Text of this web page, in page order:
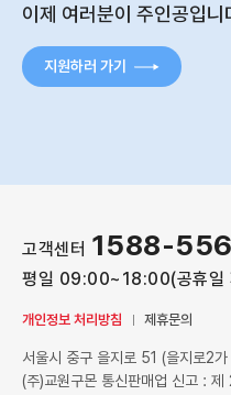
이제 여러분이 주인공입니
지원하러 가기
고객센터 1588-
평일 09:00~18:00(공휴일
개인정보 처리방침 제휴문의
서울시 중구 을지로 51 (을지로2
(주)교원구몬 통신판매업 신고 :